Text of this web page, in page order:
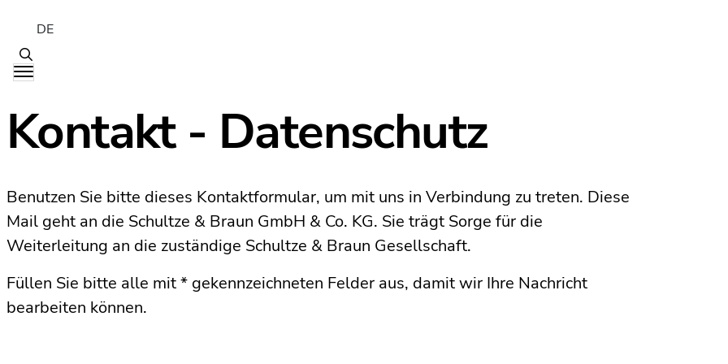
DE
Kontakt - Datenschutz
Benutzen Sie bitte dieses Kontaktformular, um mit uns in Verbindung zu treten. Diese
Mail geht an die Schultze & Braun GmbH & Co. KG. Sie trägt Sorge für die
Weiterleitung an die zuständige Schultze & Braun Gesellschaft.
Füllen Sie bitte alle mit * gekennzeichneten Felder aus, damit wir Ihre Nachricht
bearbeiten können.